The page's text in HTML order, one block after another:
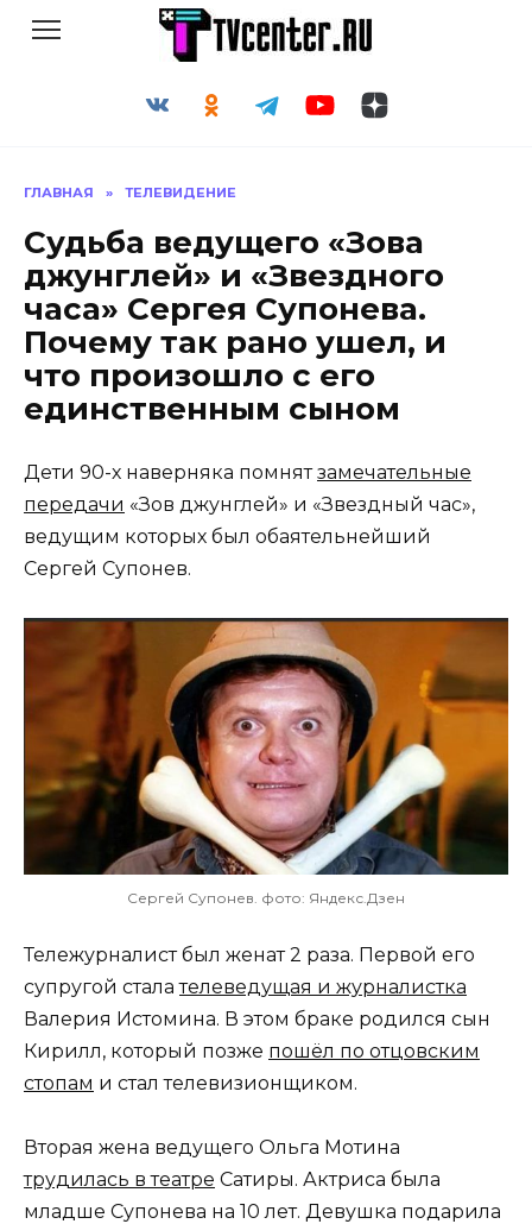
ГЛАВНАЯ » ТЕЛЕВИДЕНИЕ
Судьба ведущего «Зова
джунглей» и «Звездного
часа» Сергея Супонева.
Почему так рано ушел, и
что произошло с его
единственным сыном
Дети 90-х наверняка помнятзамечательные
передачи «Зов джунглей» и «Звездный час»,
ведущим которых был обаятельнейший
Сергей Супонев.
Сергей Супонев. фото: Яндекс.Дзен
Тележурналист был женат 2 раза. Первой его
супругой сталателеведущая и журналистка
Валерия Истомина. В этом браке родился сын
Кирилл, который позже пошёл по отцовским
стопам и стал телевизионщиком.
Вторая жена ведущего Ольга Мотина
трудилась в театре Сатиры. Актриса была
младше Супонева на 10 лет. Девушка подарила